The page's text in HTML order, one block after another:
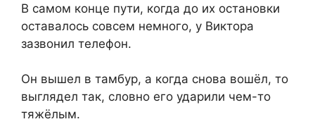
В самом конце пути, когда до их остановки
оставалось совсем немного, у Виктора
зазвонил телефон.
Он вышел в тамбур, а когда снова вошёл, то
выглядел так, словно его ударили чем-то
тяжёлым.